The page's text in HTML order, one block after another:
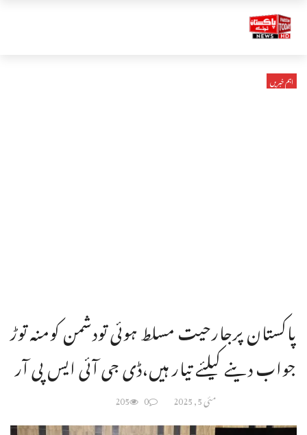
اہم خبریں
پاکستان پرجارحیت مسلط ہوئی تودشمن کومنہ توڑ
جواب دینے کیلئے تیار ہیں،ڈی جی آئی ایس پی آر
مئی 5, 2025 0
205